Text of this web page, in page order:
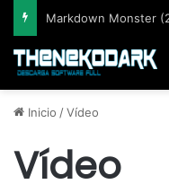
Markdown Monster
Inicio /Vídeo
Vídeo